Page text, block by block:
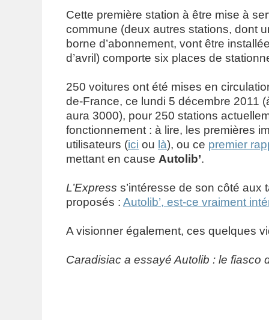
Cette première station à être mise à
commune (deux autres stations, dont
borne d’abonnement, vont être
d’avril) comporte six places de
250 voitures ont été mises en
de-France, ce lundi 5 décembre 2011
aura 3000), pour 250 stations
fonctionnement : à lire, les premières
utilisateurs (ici ou là), ou ce premier
mettant en cause Autolib’.
L’Express s’intéresse de son côté aux
proposés : Autolib’, est-ce vraiment
A visionner également, ces quelques
Caradisiac a essayé Autolib : le fiasco